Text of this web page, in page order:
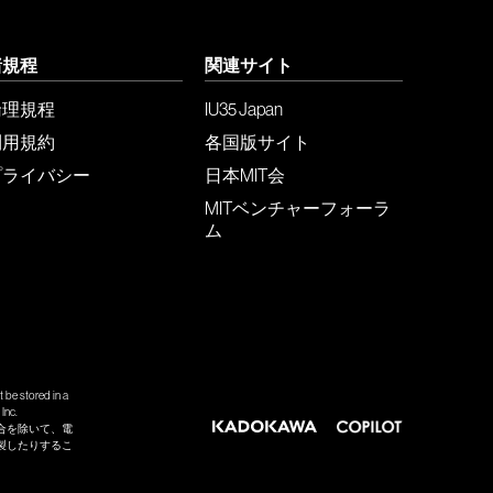
程
規程
規約
イバシー
関連サイト
IU35 Japan
各国版サイト
日本MIT会
MITベンチャーフォーラ
ム
be stored in a
を除いて、電
したりするこ